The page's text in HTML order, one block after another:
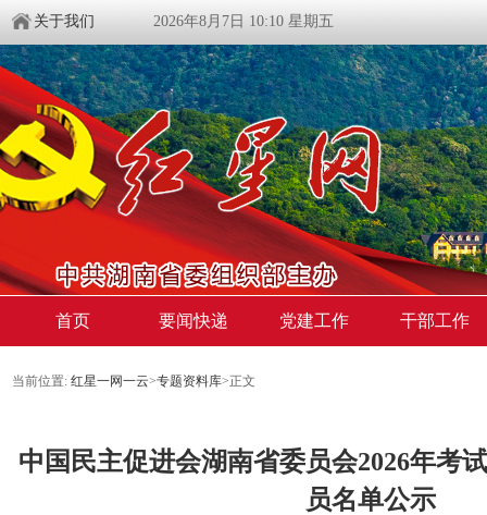
关于我们 2026年8月7日 10:10 星期五
首页 要闻快递 党建工作 干部工作
当前位置: 红星一网一云>专题资料库>正文
中国民主促进会湖南省委员会2026年考
员名单公示